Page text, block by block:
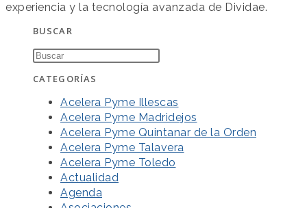
experiencia y la tecnología avanzada de Dividae.
BUSCAR
CATEGORÍAS
Acelera Pyme Illescas
Acelera Pyme Madridejos
Acelera Pyme Quintanar de la Orden
Acelera Pyme Talavera
Acelera Pyme Toledo
Actualidad
Agenda